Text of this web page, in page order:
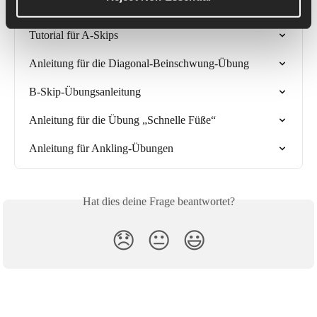
Tutorial für A-Skips
Anleitung für die Diagonal-Beinschwung-Übung
B-Skip-Übungsanleitung
Anleitung für die Übung „Schnelle Füße“
Anleitung für Ankling-Übungen
Hat dies deine Frage beantwortet?
😞 😐 😃